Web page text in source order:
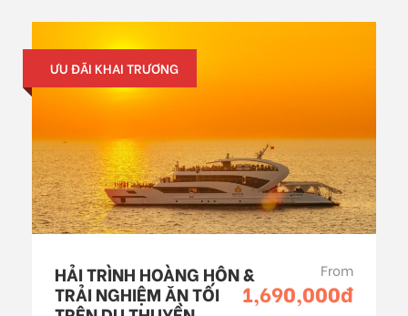
ƯU ĐÃI KHAI TRƯƠNG
HẢI TRÌNH HOÀNG HÔN &
TRẢI NGHIỆM ĂN TỐI
From
1,690,000đ